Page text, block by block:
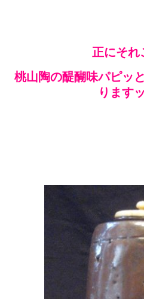
正にそれ
桃山陶の醍醐味パピッ
ります